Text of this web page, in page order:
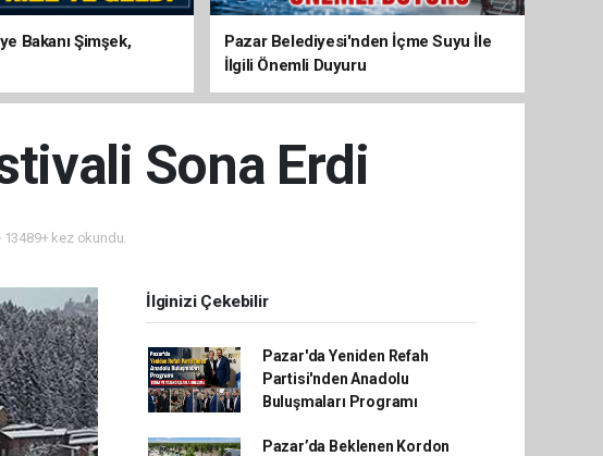
Bakanı Şimşek,
Pazar Belediyesi'nden İçme Suyu İle
İlgili Önemli Duyuru
Sona Erdi
13489+ kez okundu.
İlginizi Çekebilir
Pazar'da Yeniden Refah
Partisi'nden Anadolu
Buluşmaları Programı
Pazar’da Beklenen Kordon